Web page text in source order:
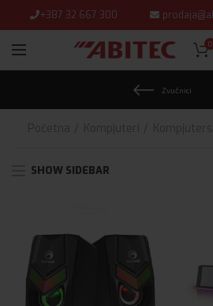
+387 32 667 300
0
Zvučnici
SHOW SIDEBAR